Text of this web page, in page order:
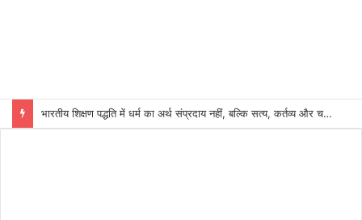
भारतीय शिक्षण पद्धति में धर्म का अर्थ संप्रदाय नहीं, बल्कि सत्य, कर्तव्य और चरित्र निर्माण है: विजय प्रकाश